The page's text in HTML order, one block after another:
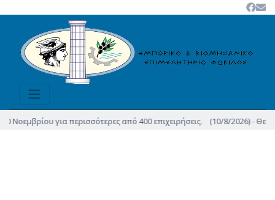
περισσότερες από 400 επιχειρήσεις. (10/8/2026) - Θεσμοθετήθηκε